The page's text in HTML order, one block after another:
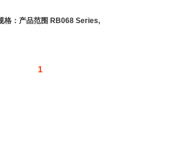
格：产品范围 RB068 Series,
1